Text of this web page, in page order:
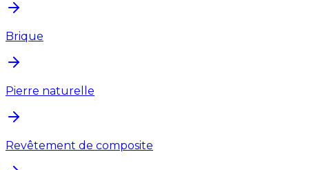
Brique
Pierre naturelle
Revêtement de composite